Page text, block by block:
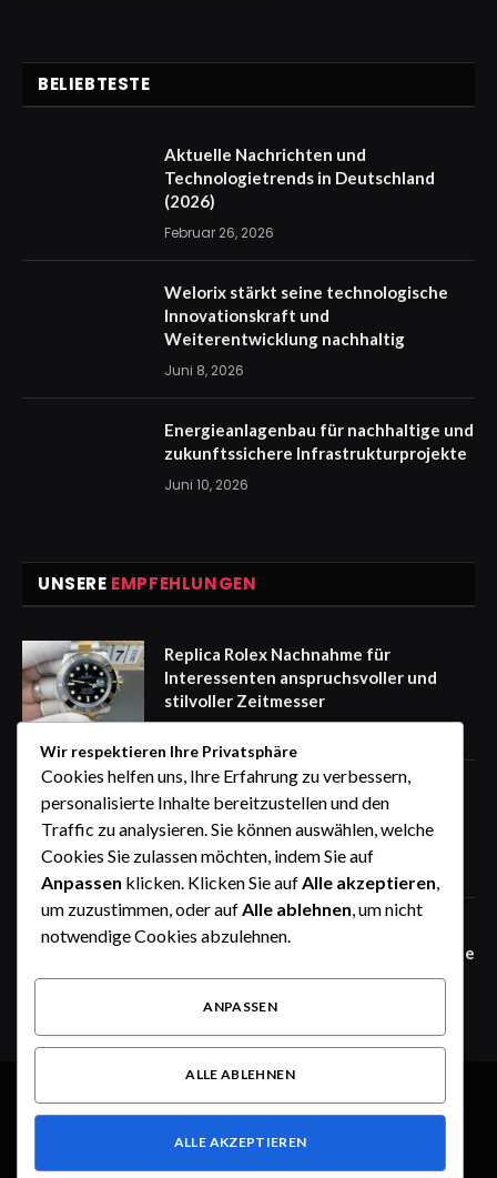
BELIEBTESTE
Aktuelle Nachrichten und
Technologietrends in Deutschland
(2026)
Februar 26, 2026
Welorix stärkt seine technologische
Innovationskraft und
Weiterentwicklung nachhaltig
Juni 8, 2026
Energieanlagenbau für nachhaltige und
zukunftssichere Infrastrukturprojekte
Juni 10, 2026
UNSERE EMPFEHLUNGEN
Replica Rolex Nachnahme für
Interessenten anspruchsvoller und
stilvoller Zeitmesser
Persönlichkeitsentwicklung Wien:
Mehr Klarheit, Selbstreflexion und
persönliche Stärke entwickeln
Wäschereibedarf Großhandel für
Wäschereien und gewerbliche Betriebe
August 9, 2026
© 2026 Alle Rechte vorbehalten.Dusseldorf Style
Wir respektieren Ihre Privatsphäre
Cookies helfen uns, Ihre Erfahrung zu verbessern,
personalisierte Inhalte bereitzustellen und den
Traffic zu analysieren. Sie können auswählen, welche
Cookies Sie zulassen möchten, indem Sie auf
Anpassen klicken. Klicken Sie aufAlle akzeptieren,
um zuzustimmen, oder aufAlle ablehnen, um nicht
notwendige Cookies abzulehnen.
ANPASSEN
ALLE ABLEHNEN
ALLE AKZEPTIEREN